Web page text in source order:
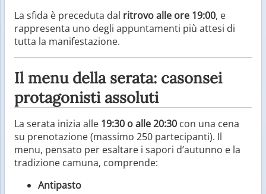
La sfida è preceduta dal ritrovo alle ore 19:00, e
rappresenta uno degli appuntamenti più attesi di
tutta la manifestazione.
Il menu della serata: casonsei
protagonisti assoluti
La serata inizia alle 19:30 o alle 20:30 con una cena
su prenotazione (massimo 250 partecipanti). Il
menu, pensato per esaltare i sapori d’autunno e la
tradizione camuna, comprende:
Antipasto